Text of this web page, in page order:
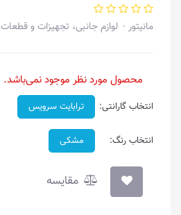
مانیتور لوازم جانبی، تجهیزات و قطعات
محصول مورد نظر موجود نمی‌باشد.
انتخاب گارانتی: ترابایت سرویس
انتخاب رنگ: مشکی
مقایسه